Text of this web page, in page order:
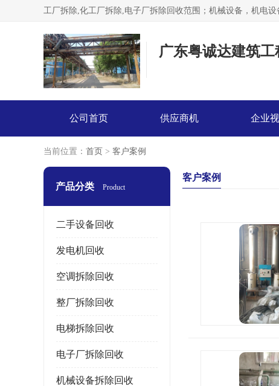
广东粤诚达建筑工
公司首页 供应商机 企业
当前位置： 首页 > 客户案例
产品分类 Product
二手设备回收
发电机回收
空调拆除回收
整厂拆除回收
电梯拆除回收
电子厂拆除回收
机械设备拆除回收
客户案例